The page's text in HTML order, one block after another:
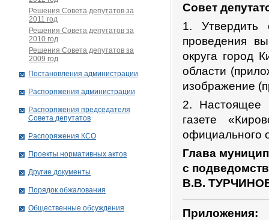
Совет
1. Утвердить
проведения
округа город
области
изображение
2. Настоящее
газете
официального
Глава
с
В.В.
Приложения:
Решения Совета депутатов за
2011 год
Решения Совета депутатов за
2010 год
Решения Совета депутатов за
2009 год
Постановления администрации
Распоряжения администрации
Распоряжения председателя
Совета депутатов
Распоряжения КСО
Проекты нормативных актов
Другие документы
Порядок обжалования
Общественные обсуждения